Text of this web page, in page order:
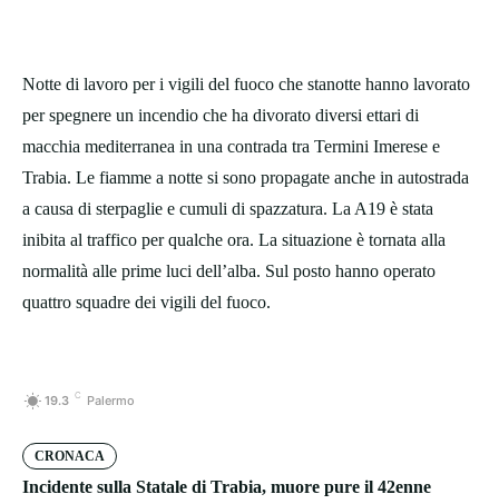
Notte di lavoro per i vigili del fuoco che stanotte hanno lavorato
per spegnere un incendio che ha divorato diversi ettari di
macchia mediterranea in una contrada tra Termini Imerese e
Trabia. Le fiamme a notte si sono propagate anche in autostrada
a causa di sterpaglie e cumuli di spazzatura. La A19 è stata
inibita al traffico per qualche ora. La situazione è tornata alla
normalità alle prime luci dell’alba. Sul posto hanno operato
quattro squadre dei vigili del fuoco.
19.3 C Palermo
CRONACA
Incidente sulla Statale di Trabia, muore pure il 42enne